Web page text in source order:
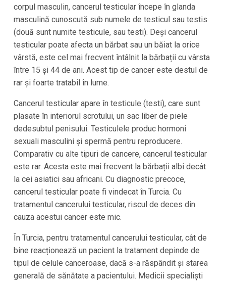
corpul masculin, cancerul testicular începe în glanda
masculină cunoscută sub numele de testicul sau testis
(două sunt numite testicule, sau testi). Deși cancerul
testicular poate afecta un bărbat sau un băiat la orice
vârstă, este cel mai frecvent întâlnit la bărbații cu vârsta
între 15 și 44 de ani. Acest tip de cancer este destul de
rar și foarte tratabil în lume.
Cancerul testicular apare în testicule (testi), care sunt
plasate în interiorul scrotului, un sac liber de piele
dedesubtul penisului. Testiculele produc hormoni
sexuali masculini și spermă pentru reproducere.
Comparativ cu alte tipuri de cancere, cancerul testicular
este rar. Acesta este mai frecvent la bărbații albi decât
la cei asiatici sau africani. Cu diagnostic precoce,
cancerul testicular poate fi vindecat în Turcia. Cu
tratamentul cancerului testicular, riscul de deces din
cauza acestui cancer este mic.
În Turcia, pentru tratamentul cancerului testicular, cât de
bine reacționează un pacient la tratament depinde de
tipul de celule canceroase, dacă s-a răspândit și starea
generală de sănătate a pacientului. Medicii specialiști